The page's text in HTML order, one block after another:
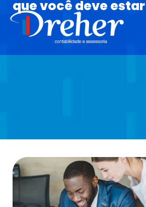
que você deve